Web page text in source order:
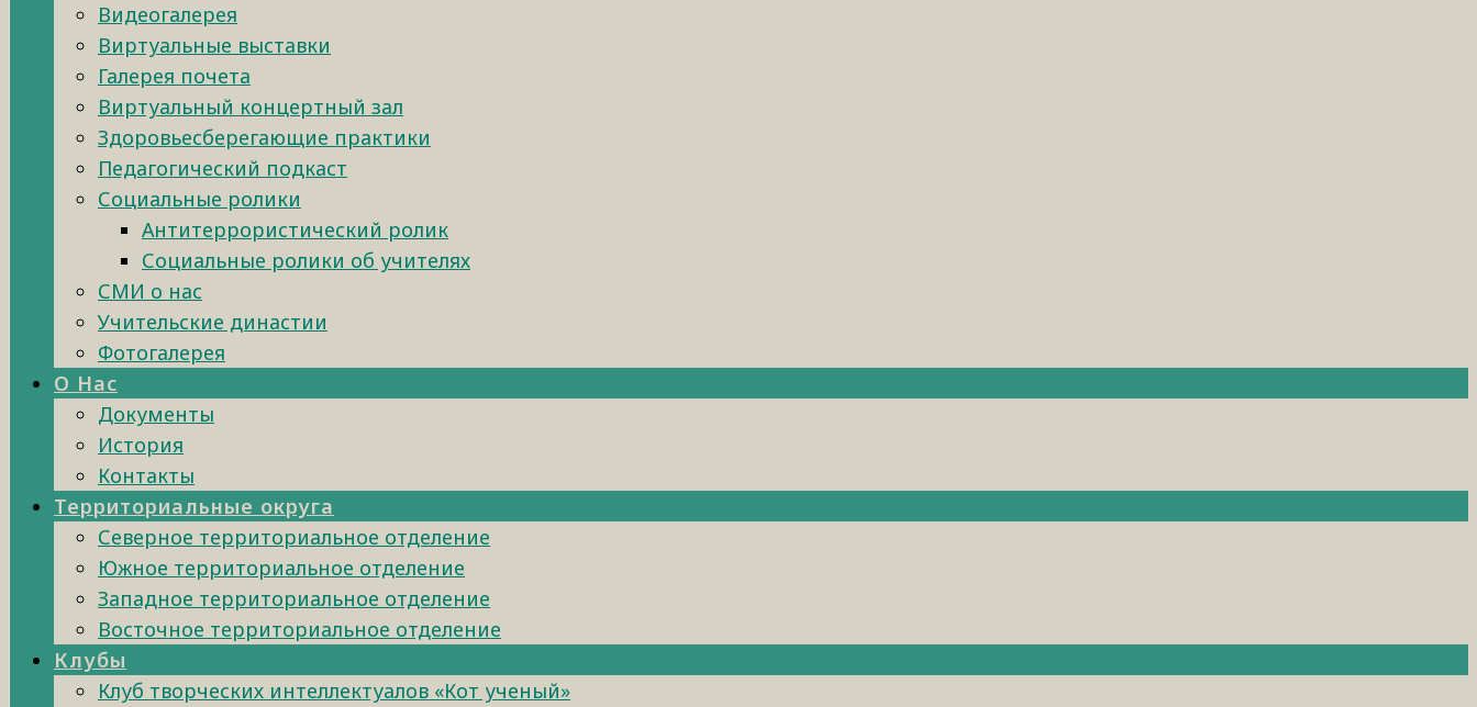
Видеогалерея
Виртуальные выставки
Галерея почета
Виртуальный концертный зал
Здоровьесберегающие практики
Педагогический подкаст
Социальные ролики
Антитеррористический ролик
Социальные ролики об учителях
СМИ о нас
Учительские династии
Фотогалерея
О Нас
Документы
История
Контакты
Территориальные округа
Северное территориальное отделение
Южное территориальное отделение
Западное территориальное отделение
Восточное территориальное отделение
Клубы
Клуб творческих интеллектуалов «Кот ученый»